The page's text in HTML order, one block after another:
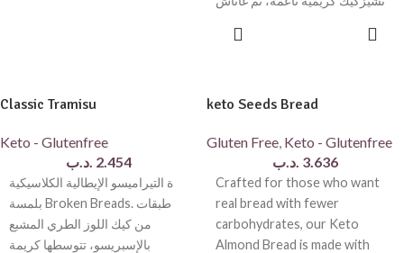
مقرمشة تضيف لمسة مميزة في
خالٍ من الغلوتين ومحلى بمُحليات
مثالي لضيافة العيد، ولمشاركة
• خالٍ من الغلوتين
Classic Tramisu
Keto - Glutenfree
2.454 .د.ب
ة التيراميسو الإيطالية الكلاسيكية
بلمسة Broken Breads. طبقات
من كيك اللوز الطري المشبع
بالإسبريسو، تتوسطها كريمة
keto Seeds Bread
Gluten Free Keto - Glutenfree
3.636 .د.ب
Crafted for those who want
real bread with fewer
carbohydrates, our Keto
Almond Bread is made with